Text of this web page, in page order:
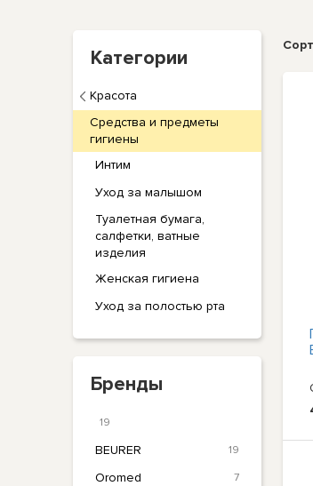
Категории
Красота
Средства и предметы
гигиены
Интим
Уход за малышом
Туалетная бумага,
салфетки, ватные
изделия
Женская гигиена
Уход за полостью рта
Бренды
19
BEURER 19
Oromed 7